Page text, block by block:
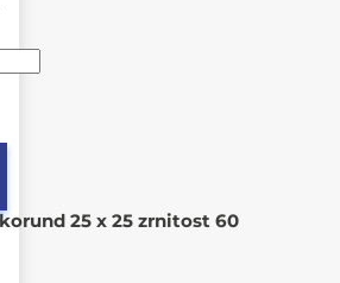
25 x 25 zrnitost 60